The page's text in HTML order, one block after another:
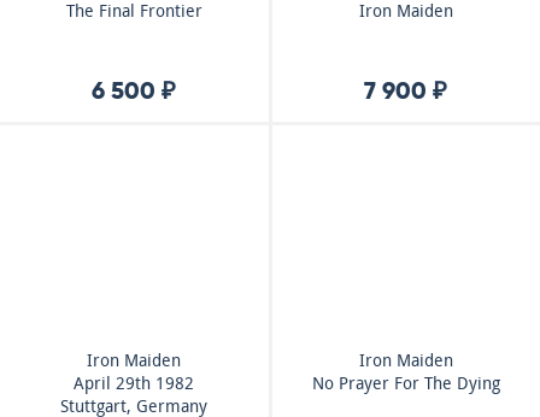
The Final Frontier
6 500 ₽
Iron Maiden
7 900 ₽
Iron Maiden
April 29th 1982
Stuttgart, Germany
Iron Maiden
No Prayer For The Dying